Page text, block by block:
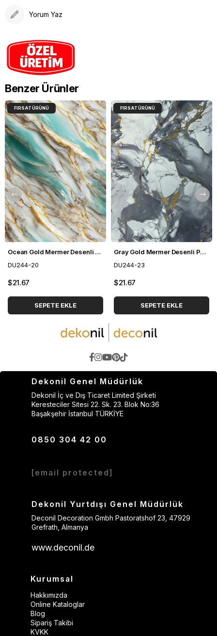
Yorum Yaz
Benzer Ürünler
Ocean Gold Mermer Desenli Pvc Duvar Paneli 122*244cm
DU244-20
$21.67
SEPETE EKLE
FIRSAT ÜRÜNÜ
Gray Gold Mermer Desenli Pvc Duvar Paneli 122*244cm
DU244-23
$21.67
SEPETE EKLE
FIRSAT ÜRÜNÜ
Dekonil Genel Müdürlük
Dekonil İç ve Dış Ticaret Limited Şirketi
Keresteciler Sitesi 22. Sk. 23. Blok No:36
Başakşehir İstanbul TÜRKİYE
0850 304 42 00
[email protected]
Dekonil Yurtdışı Genel Müdürlük
Deconil Decoration Gmbh Pastoratshof 23, 47929
Grefrath, Almanya
www.deconil.de
Kurumsal
Hakkımızda
Online Kataloglar
Blog
Sipariş Takibi
KVKK